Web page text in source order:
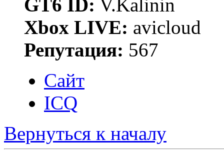
GT6 ID: V.Kalinin
Xbox LIVE: avicloud
Репутация: 567
Сайт
ICQ
Вернуться к началу